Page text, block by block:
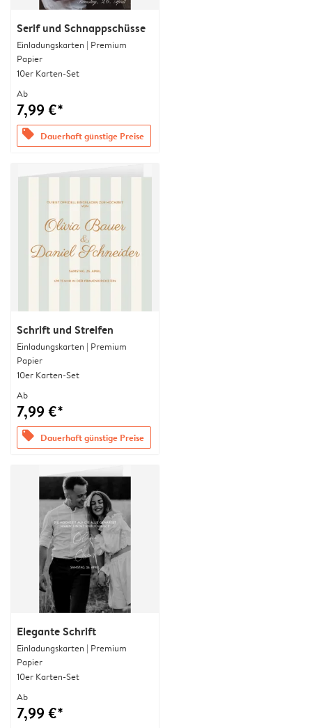
Serif und Schnappschüsse
Einladungskarten | Premium
Papier
10er Karten-Set
Ab
7,99 €*
offers Dauerhaft günstige Preise
Schrift und Streifen
Einladungskarten | Premium
Papier
10er Karten-Set
Ab
7,99 €*
offers Dauerhaft günstige Preise
Elegante Schrift
Einladungskarten | Premium
Papier
10er Karten-Set
Ab
7,99 €*